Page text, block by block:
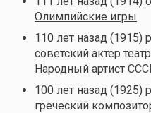
Олимпийские игры
110 лет назад (1915)
советский актер
Народный артист
100 лет назад (1925)
греческий